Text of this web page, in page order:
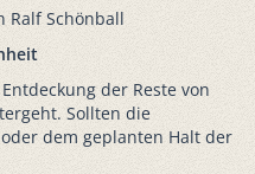
Ralf Schönball
der Reste von
Sollten die
dem geplanten Halt der